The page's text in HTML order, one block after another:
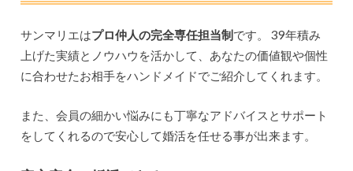
サンマリエはプロ仲人の完全専任担当制です。 39年積み
上げた実績とノウハウを活かして、あなたの価値観や個性
に合わせたお相手をハンドメイドでご紹介してくれます。
また、会員の細かい悩みにも丁寧なアドバイスとサポート
をしてくれるので安心して婚活を任せる事が出来ます。